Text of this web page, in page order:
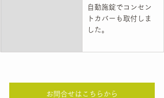
自動施錠でコンセン
トカバーも取付しま
した。
お問合せはこちらから